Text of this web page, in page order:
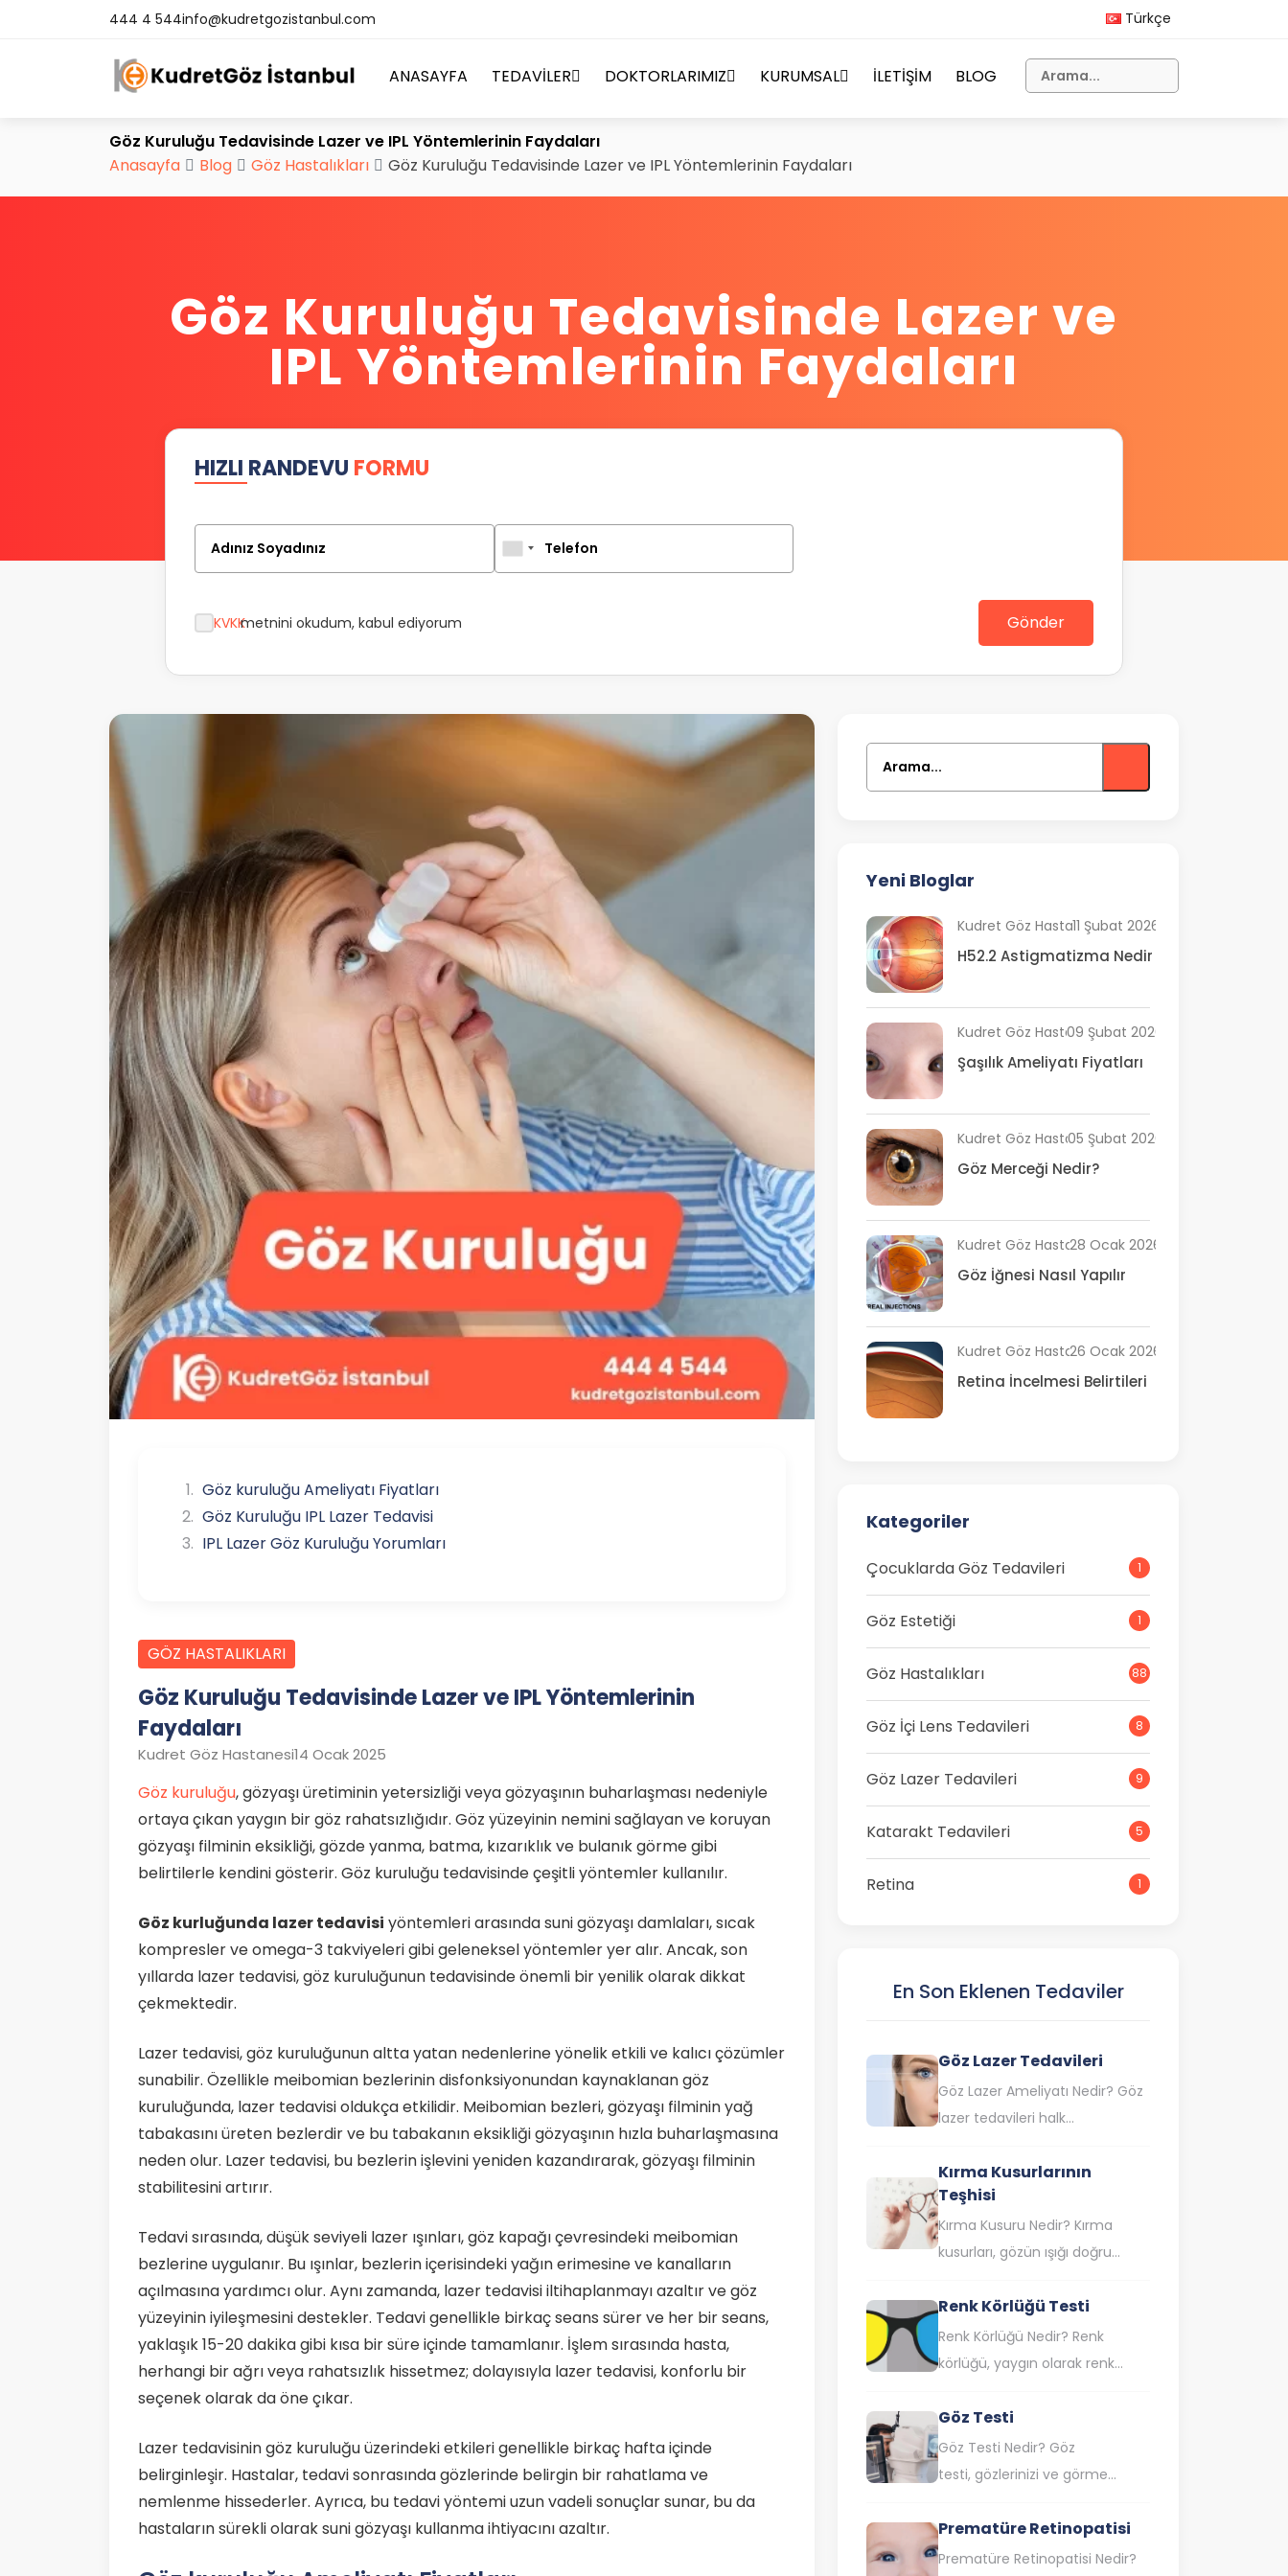
444 4 544info@kudretgozistanbul.com Türkçe
ANASAYFA TEDAVİLER DOKTORLARIMIZ KURUMSAL İLETİŞİM BLOG
Göz Kuruluğu Tedavisinde Lazer ve IPL Yöntemlerinin Faydaları
Anasayfa
Blog Göz Hastalıkları Göz Kuruluğu Tedavisinde Lazer ve IPL Yöntemlerinin Faydaları
Göz Kuruluğu Tedavisinde Lazer ve
IPL Yöntemlerinin Faydaları
HIZLI RANDEVU FORMU
Adınız Soyadınız Telefon
KVKKmetnini okudum, kabul ediyorum Gönder
Göz kuruluğu Ameliyatı Fiyatları
Göz Kuruluğu IPL Lazer Tedavisi
IPL Lazer Göz Kuruluğu Yorumları
GÖZ HASTALIKLARI
Göz Kuruluğu Tedavisinde Lazer ve IPL Yöntemlerinin
Faydaları
Kudret Göz Hastanesi14 Ocak 2025
Göz kuruluğu, gözyaşı üretiminin yetersizliği veya gözyaşının buharlaşması nedeniyle
ortaya çıkan yaygın bir göz rahatsızlığıdır. Göz yüzeyinin nemini sağlayan ve koruyan
gözyaşı filminin eksikliği, gözde yanma, batma, kızarıklık ve bulanık görme gibi
belirtilerle kendini gösterir. Göz kuruluğu tedavisinde çeşitli yöntemler kullanılır.
Göz kurluğunda lazer tedavisi yöntemleri arasında suni gözyaşı damlaları, sıcak
kompresler ve omega-3 takviyeleri gibi geleneksel yöntemler yer alır. Ancak, son
yıllarda lazer tedavisi, göz kuruluğunun tedavisinde önemli bir yenilik olarak dikkat
çekmektedir.
Lazer tedavisi, göz kuruluğunun altta yatan nedenlerine yönelik etkili ve kalıcı çözümler
sunabilir. Özellikle meibomian bezlerinin disfonksiyonundan kaynaklanan göz
kuruluğunda, lazer tedavisi oldukça etkilidir. Meibomian bezleri, gözyaşı filminin yağ
tabakasını üreten bezlerdir ve bu tabakanın eksikliği gözyaşının hızla buharlaşmasına
neden olur. Lazer tedavisi, bu bezlerin işlevini yeniden kazandırarak, gözyaşı filminin
stabilitesini artırır.
Tedavi sırasında, düşük seviyeli lazer ışınları, göz kapağı çevresindeki meibomian
bezlerine uygulanır. Bu ışınlar, bezlerin içerisindeki yağın erimesine ve kanalların
açılmasına yardımcı olur. Aynı zamanda, lazer tedavisi iltihaplanmayı azaltır ve göz
yüzeyinin iyileşmesini destekler. Tedavi genellikle birkaç seans sürer ve her bir seans,
yaklaşık 15-20 dakika gibi kısa bir süre içinde tamamlanır. İşlem sırasında hasta,
herhangi bir ağrı veya rahatsızlık hissetmez; dolayısıyla lazer tedavisi, konforlu bir
seçenek olarak da öne çıkar.
Lazer tedavisinin göz kuruluğu üzerindeki etkileri genellikle birkaç hafta içinde
belirginleşir. Hastalar, tedavi sonrasında gözlerinde belirgin bir rahatlama ve
nemlenme hissederler. Ayrıca, bu tedavi yöntemi uzun vadeli sonuçlar sunar, bu da
hastaların sürekli olarak suni gözyaşı kullanma ihtiyacını azaltır.
Arama...
Yeni Bloglar
Kudret Göz Hastanesi11 Şubat 2026
H52.2 Astigmatizma Nedir
Kudret Göz Hastanesi09 Şubat 2026
Şaşılık Ameliyatı Fiyatları
Kudret Göz Hastanesi05 Şubat 2026
Göz Merceği Nedir?
Kudret Göz Hastanesi28 Ocak 2026
Göz İğnesi Nasıl Yapılır
Kudret Göz Hastanesi26 Ocak 2026
Retina İncelmesi Belirtileri
Kategoriler
Çocuklarda Göz Tedavileri 1
Göz Estetiği 1
Göz Hastalıkları 88
Göz İçi Lens Tedavileri 8
Göz Lazer Tedavileri 9
Katarakt Tedavileri 5
Retina 1
En Son Eklenen Tedaviler
Göz Lazer Tedavileri
Göz Lazer Ameliyatı Nedir? Göz
lazer tedavileri halk
bilinen lazer göz ameliyatı,
saydam tabaka olan korneanın
lazer ışınıyla…
Kırma Kusurlarının
Teşhisi
Kırma Kusuru Nedir? Kırma
kusurları, gözün ışığı doğru
neden olan yaygın görme
bozukluklarıdır. Özellikle bu
durum, uzağı veya yakını…
Renk Körlüğü Testi
Renk Körlüğü Nedir? Renk
körlüğü, yaygın olarak renk
bilinen ve belli renkleri veya
tonları görme veya ayırt…
Göz Testi
Göz Testi Nedir? Göz
testi, gözlerinizi ve görme
için kullanılan bir dizi testtir. Bu
testler, göz doktorları
Prematüre Retinopatisi
Prematüre Retinopatisi Nedir?